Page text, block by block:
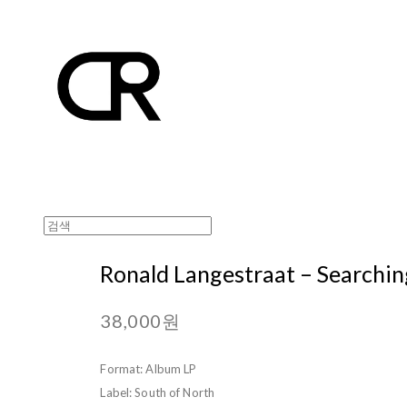
Ronald Langestraat ‎–
38,000원
Format: Album LP
Label: South of North